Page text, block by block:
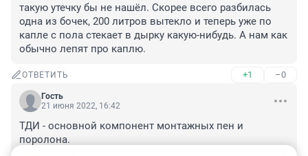
такую утечку бы не нашёл. Скорее всего разбилась
одна из бочек, 200 литров вытекло и теперь уже по
капле с пола стекает в дырку какую-нибудь. А нам как
обычно лепят про каплю.
ОТВЕТИТЬ +1 –0
Гость
21 июня 2022, 16:42
ТДИ - основной компонент монтажных пен и
поролона.